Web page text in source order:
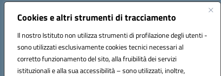
Cookies e altri strumenti di tracciamento
Il nostro Istituto non utilizza strumenti di profilazione degli utenti -
sono utilizzati esclusivamente cookies tecnici necessari al
corretto funzionamento del sito, alla fruibilità dei servizi
istituzionali e alla sua accessibilità – sono utilizzati, inoltre,
Indirizzo:
Centralino:0881636571 Email:fgps040004@istruzione.it
Codice fiscale: 80031370713
Codice meccanografico:
FGPS040004
Codice Indice delle Pubbliche Amministrazioni (IPA): istsc_fgps040004